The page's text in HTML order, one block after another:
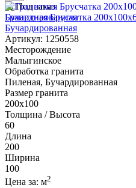
Под заказ
Гранитная Брусчатка
Бучардированная
Артикул: 1250558
Месторождение
Малыгинское
Обработка гранита
Пиленая, Бучардированная
Размер гранита
200х100
Толщина / Высота
60
Длина
200
Ширина
100
Цена за: м2